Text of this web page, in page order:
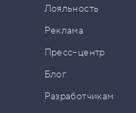
Лояльность
Реклама
Пресс–центр
Блог
Разработчикам